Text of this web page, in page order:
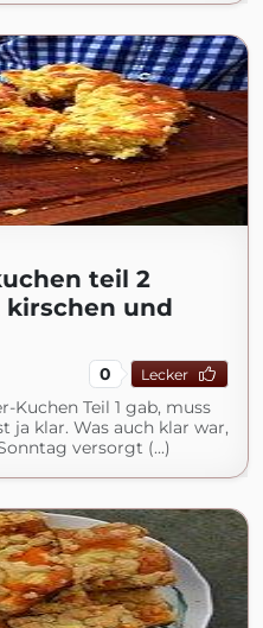
teil 2
und
0 Lecker
Kuchen Teil 1 gab, muss
ja klar. Was auch klar war,
versorgt (...)